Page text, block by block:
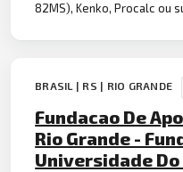
82MS), Kenko, Procalc ou
BRASIL | RS | RIO GRANDE
Fundacao De
Rio Grande -
Universidade Do